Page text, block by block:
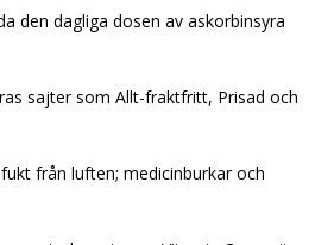
den dagliga dosen av askorbinsyra
sajter som Allt-fraktfritt, Prisad och
från luften; medicinburkar och